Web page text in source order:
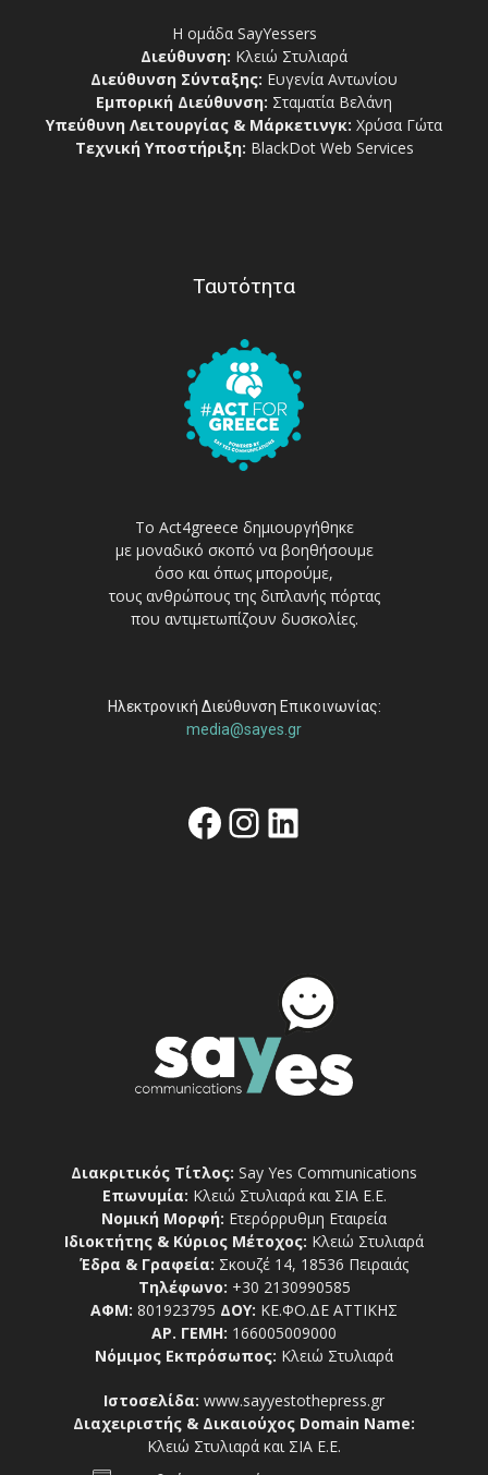
Η ομάδα SayYessers
Διεύθυνση: Κλειώ Στυλιαρά
Διεύθυνση Σύνταξης: Ευγενία Αντωνίου
Εμπορική Διεύθυνση: Σταματία Βελάνη
Υπεύθυνη Λειτουργίας & Μάρκετινγκ: Χρύσα Γώτα
Τεχνική Υποστήριξη: BlackDot Web Services
Ταυτότητα
Το Act4greece δημιουργήθηκε
με μοναδικό σκοπό να βοηθήσουμε
όσο και όπως μπορούμε,
τους ανθρώπους της διπλανής πόρτας
που αντιμετωπίζουν δυσκολίες.
Ηλεκτρονική Διεύθυνση Επικοινωνίας:
media@sayes.gr
Facebook
Instagram
Linkedin
Διακριτικός Τίτλος: Say Yes Communications
Επωνυμία: Κλειώ Στυλιαρά και ΣΙΑ Ε.Ε.
Νομική Μορφή: Ετερόρρυθμη Εταιρεία
Ιδιοκτήτης & Κύριος Μέτοχος: Κλειώ Στυλιαρά
Έδρα & Γραφεία: Σκουζέ 14, 18536 Πειραιάς
Τηλέφωνο: +30 2130990585
ΑΦΜ: 801923795 ΔΟΥ: ΚΕ.ΦΟ.ΔΕ ΑΤΤΙΚΗΣ
ΑΡ. ΓΕΜΗ: 166005009000
Νόμιμος Εκπρόσωπος: Κλειώ Στυλιαρά
Ιστοσελίδα: www.sayyestothepress.gr
Διαχειριστής & Δικαιούχος Domain Name:
Κλειώ Στυλιαρά και ΣΙΑ Ε.Ε.